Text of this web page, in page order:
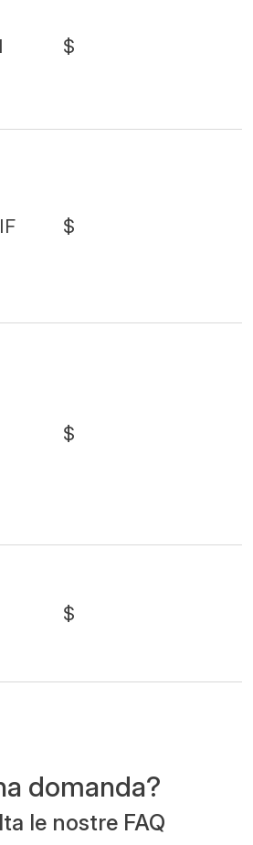
$
$
$
$
domanda?
le nostre FAQ